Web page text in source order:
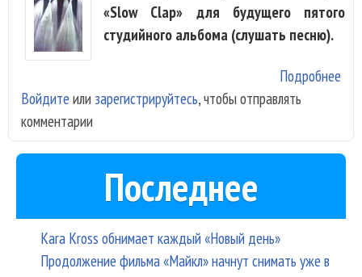
«Slow Clap» для будущего пятого
студийного альбома (слушать песню).
Подробнее
Войдите или зарегистрируйтесь, чтобы отправлять
комментарии
Последнее
Kara Kross обнимает каждый «Новый день»
Продолжение фильма «Майкл» начнут снимать уже в